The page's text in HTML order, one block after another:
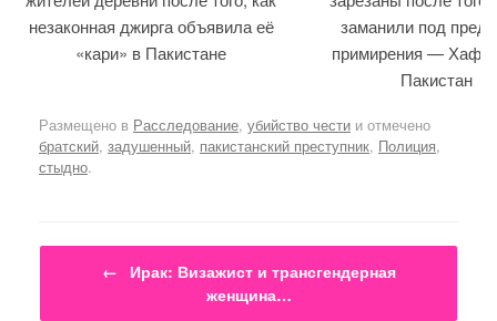
незаконная джирга объявила её
«кари» в Пакистане
заманили под
примирения —
Пакистан
Размещено в Расследование, убийство чести и отмечено
братский, задушенный, пакистанский преступник, Полиция,
стыдно.
Навигация по записям
←
Ирак: Визажист и трансгендерная
женщина…